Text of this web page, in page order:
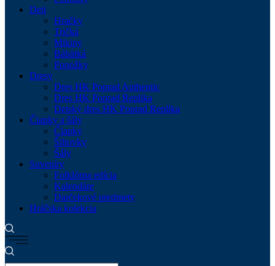
Deti
Hračky
Tričká
Mikiny
Bábätká
Ponožky
Dresy
Dres HK Poprad Authentic
Dres HK Poprad Replika
Detský dres HK Poprad Replika
Čiapky a šály
Čiapky
Šiltovky
Šály
Suveníry
Folklórna edícia
Kalendáre
Darčekové predmety
Hráčska kolekcia